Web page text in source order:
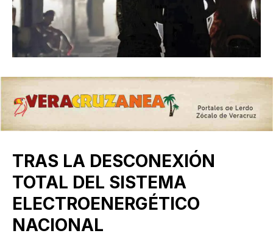
TRAS LA DESCONEXIÓN
TOTAL DEL SISTEMA
ELECTROENERGÉTICO
NACIONAL